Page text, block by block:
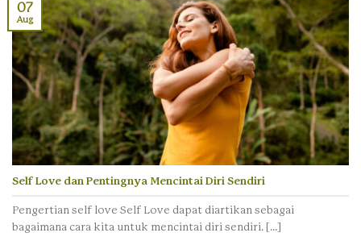
Self Love dan Pentingnya Mencintai Diri Sendiri
Pengertian self love Self Love dapat diartikan sebagai
bagaimana cara kita untuk mencintai diri sendiri. [...]
07
Aug